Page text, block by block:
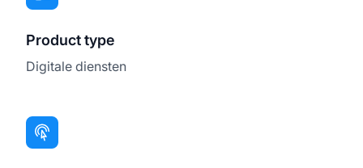
Product type
Digitale diensten